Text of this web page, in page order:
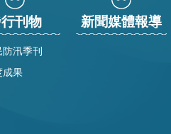
刊物
汛季刊
成果
新聞媒體報導